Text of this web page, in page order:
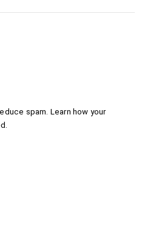
spam. Learn how your
.